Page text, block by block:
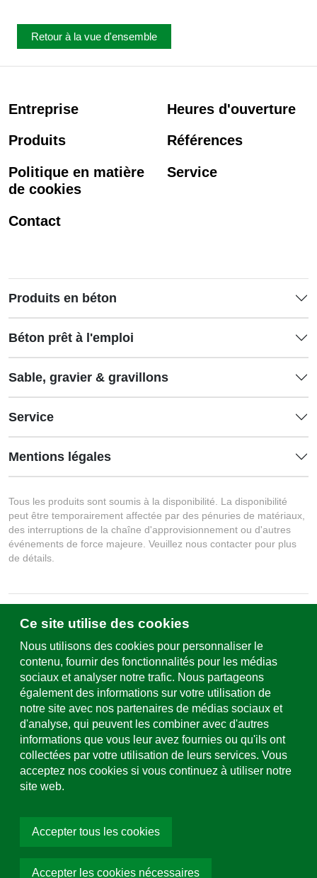
Ce site utilise des cookies
Nous utilisons des cookies pour personnaliser le
contenu, fournir des fonctionnalités pour les médias
sociaux et analyser notre trafic. Nous partageons
également des informations sur votre utilisation de
notre site avec nos partenaires de médias sociaux et
d'analyse, qui peuvent les combiner avec d'autres
informations que vous leur avez fournies ou qu'ils ont
collectées par votre utilisation de leurs services. Vous
acceptez nos cookies si vous continuez à utiliser notre
site web.
Accepter tous les cookies
Accepter les cookies nécessaires
Dalles de terrasse
Dalles de terrasse sablées à l'eau
Choisir la couleur:Gris
Retour à la vue d'ensemble
Entreprise Heures d'ouverture
Produits Références
Politique en matière
de cookies
Service
Contact
Produits en béton
Béton prêt à l'emploi
Sable, gravier & gravillons
Service
Mentions légales
Tous les produits sont soumis à la disponibilité. La disponibilité
peut être temporairement affectée par des pénuries de matériaux,
des interruptions de la chaîne d'approvisionnement ou d'autres
événements de force majeure. Veuillez nous contacter pour plus
de détails.
Écrivez-nous
Formulaire de contact & sites
Assistance et service
+49 (0)781 508-0
Adresse e-mail
info@uhl.de